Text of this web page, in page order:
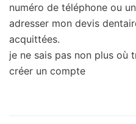
numéro de téléphone ou
adresser mon devis
acquittées.
je ne sais pas non plus où
créer un compte